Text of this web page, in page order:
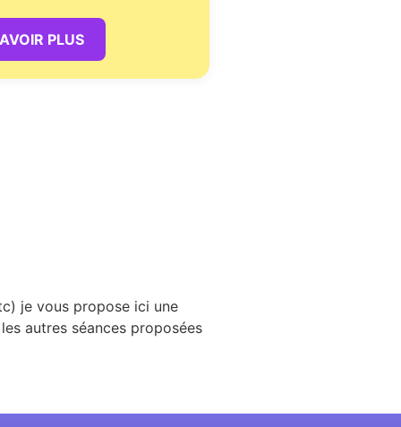
PLUS
je vous propose ici une
autres séances proposées